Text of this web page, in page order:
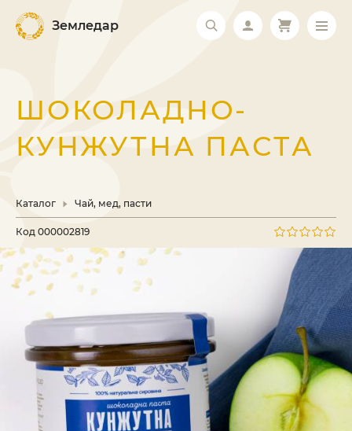
Земледар
ШОКОЛАДНО-
КУНЖУТНА ПАСТА
Каталог Чай, мед, пасти
Код 000002819